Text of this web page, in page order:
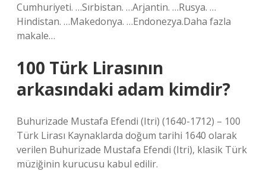
Cumhuriyeti. …Sırbistan. …Arjantin. …Rusya. …
Hindistan. …Makedonya. …Endonezya.Daha fazla
makale…
100 Türk Lirasının
arkasındaki adam kimdir?
Buhurizade Mustafa Efendi (Itri) (1640-1712) – 100
Türk Lirası Kaynaklarda doğum tarihi 1640 olarak
verilen Buhurizade Mustafa Efendi (Itri), klasik Türk
müziğinin kurucusu kabul edilir.